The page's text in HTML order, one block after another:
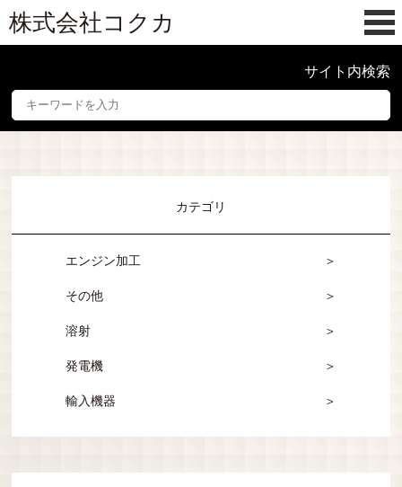
株式会社コクカ
サイト内検索
カテゴリ
エンジン加工
その他
溶射
発電機
輸入機器